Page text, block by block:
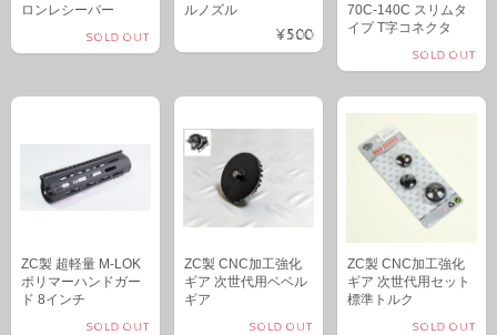
ロンレシーバー
SOLD OUT
ルノズル
¥500
70C-140C スリムタ
イプ T字コネクタ
SOLD OUT
ZC製 超軽量 M-LOK
ポリマーハンドガー
ド 8インチ
SOLD OUT
ZC製 CNC加工強化
ギア 次世代用ベベル
ギア
SOLD OUT
ZC製 CNC加工強化
ギア 次世代用セット
標準トルク
SOLD OUT